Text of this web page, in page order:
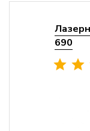
690